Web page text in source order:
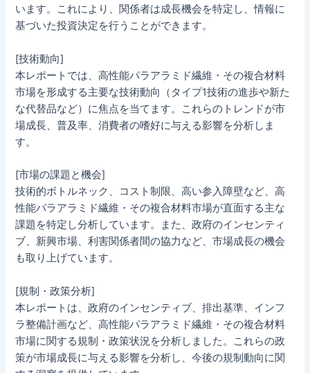
います。これにより、関係者は成長機会を特定し、情報に
基づいた投資決定を行うことができます。
[技術動向]
本レポートでは、高性能パラアラミド繊維・その複合材料
市場を形成する主要な技術動向（タイプ1技術の進歩や新た
な代替品など）に焦点を当てます。これらのトレンドが市
場成長、普及率、消費者の嗜好に与える影響を分析しま
す。
[市場の課題と機会]
技術的ボトルネック、コスト制限、高い参入障壁など、高
性能パラアラミド繊維・その複合材料市場が直面する主な
課題を特定し分析しています。また、政府のインセンティ
ブ、新興市場、利害関係者間の協力など、市場成長の機会
も取り上げています。
[規制・政策分析]
本レポートは、政府のインセンティブ、排出基準、インフ
ラ整備計画など、高性能パラアラミド繊維・その複合材料
市場に関する規制・政策状況を分析しました。これらの政
策が市場成長に与える影響を分析し、今後の規制動向に関